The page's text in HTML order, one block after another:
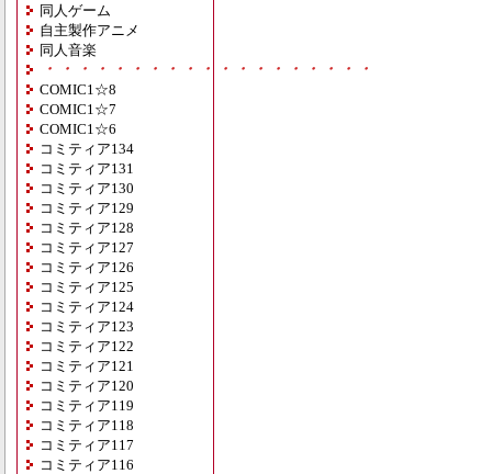
同人ゲーム
自主製作アニメ
同人音楽
・・・・・・・・・・・・・・・・・・・
COMIC1☆8
COMIC1☆7
COMIC1☆6
コミティア134
コミティア131
コミティア130
コミティア129
コミティア128
コミティア127
コミティア126
コミティア125
コミティア124
コミティア123
コミティア122
コミティア121
コミティア120
コミティア119
コミティア118
コミティア117
コミティア116